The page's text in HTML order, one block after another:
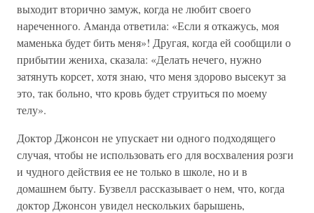
выходит вторично замуж, когда не любит своего
нареченного. Аманда ответила: «Если я откажусь, моя
маменька будет бить меня»! Другая, когда ей сообщили о
прибытии жениха, сказала: «Делать нечего, нужно
затянуть корсет, хотя знаю, что меня здорово высекут за
это, так больно, что кровь будет струиться по моему
телу».
Доктор Джонсон не упускает ни одного подходящего
случая, чтобы не использовать его для восхваления розги
и чудного действия ее не только в школе, но и в
домашнем быту. Бузвелл рассказывает о нем, что, когда
доктор Джонсон увидел нескольких барышень,